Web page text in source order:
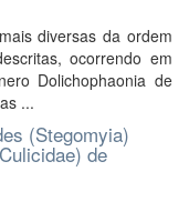
diversas da ordem
ocorrendo em
Dolichophaonia de
...
(Stegomyia)
de